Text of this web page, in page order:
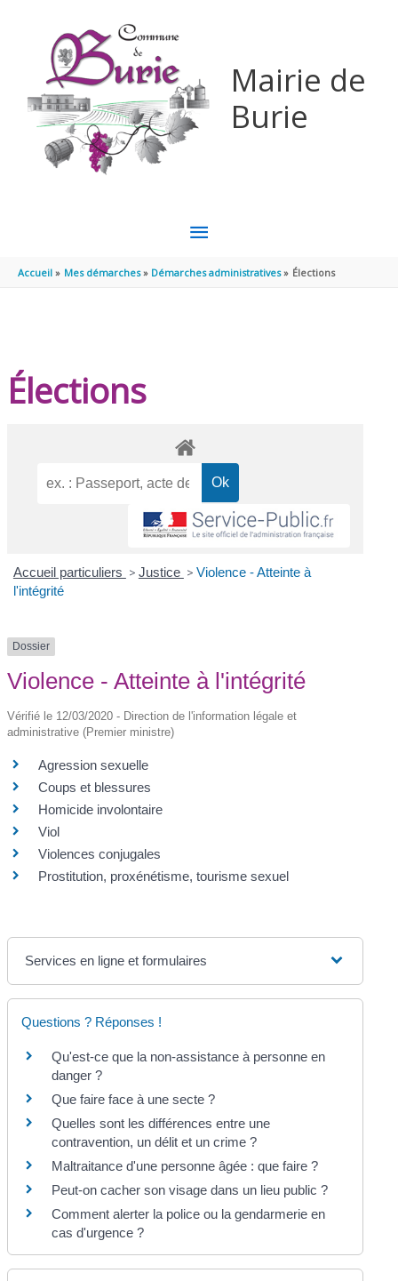
Mairie de
Burie
MENU
PRINCIPAL
Accueil Mes démarches Démarches administratives Élections
Élections
Accueil particuliers > Justice > Violence - Atteinte à
l'intégrité
Dossier
Violence - Atteinte à l'intégrité
Vérifié le 12/03/2020 - Direction de l'information légale et
administrative (Premier ministre)
Agression sexuelle
Coups et blessures
Homicide involontaire
Viol
Violences conjugales
Prostitution, proxénétisme, tourisme sexuel
Services en ligne et formulaires
Questions ? Réponses !
Qu'est-ce que la non-assistance à personne en
danger ?
Que faire face à une secte ?
Quelles sont les différences entre une
contravention, un délit et un crime ?
Maltraitance d'une personne âgée : que faire ?
Peut-on cacher son visage dans un lieu public ?
Comment alerter la police ou la gendarmerie en
cas d'urgence ?